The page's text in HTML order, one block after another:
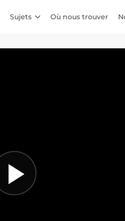
Sujets Où nous trouver